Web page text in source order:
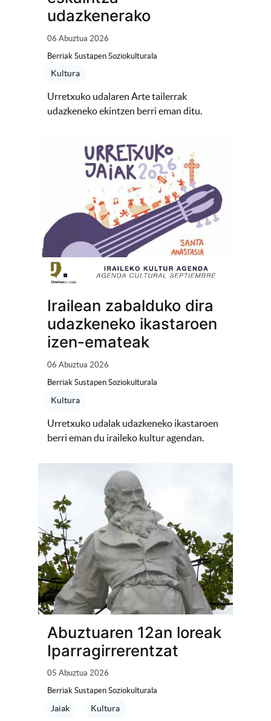
udazkenerako
06 Abuztua 2026
Berriak Sustapen Soziokulturala
Kultura
Urretxuko udalaren Arte tailerrak
udazkeneko ekintzen berri eman ditu.
Irailean zabalduko dira
udazkeneko ikastaroen
izen-emateak
06 Abuztua 2026
Berriak Sustapen Soziokulturala
Kultura
Urretxuko udalak udazkeneko ikastaroen
berri eman du iraileko kultur agendan.
Abuztuaren 12an loreak
Iparragirrerentzat
05 Abuztua 2026
Berriak Sustapen Soziokulturala
Jaiak Kultura